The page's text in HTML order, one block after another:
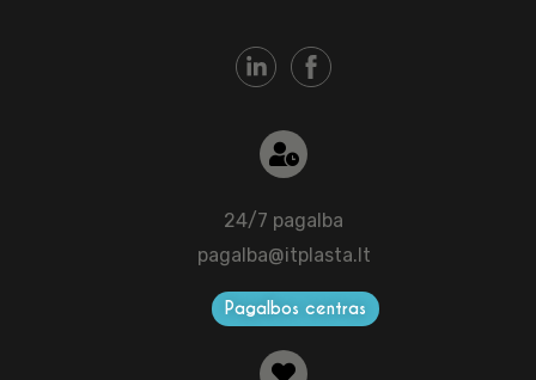
24/7 pagalba
pagalba@itplasta.lt
Pagalbos centras